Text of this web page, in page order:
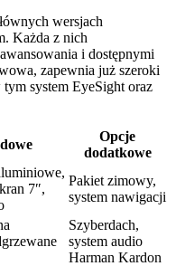
wersjach
Każda z nich
i dostępnymi
zapewnia już szeroki
system EyeSight oraz
Opcje
dodatkowe
7″,
Pakiet zimowy,
system nawigacji
Szyberdach,
system audio
Harman Kardon